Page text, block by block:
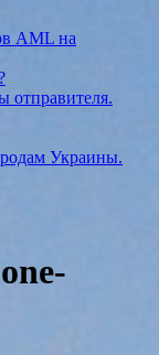
AML на
отправителя.
Украины.